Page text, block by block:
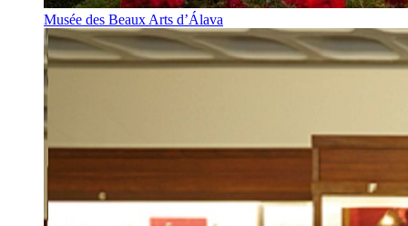
Musée des Beaux Arts d’Álava